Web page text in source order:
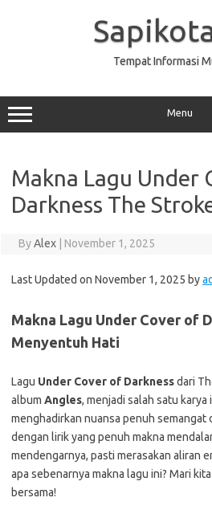
Tempat Informasi
Menu
Makna Lagu Under
Darkness The
ByAlex November 1, 2025
Last Updated on November 1, 2025 by
Makna Lagu Under Cover of
Menyentuh Hati
Lagu Under Cover of Darknessdari
album Angles, menjadi salah satu karya
menghadirkan nuansa penuh semangat
dengan lirik yang penuh makna
mendengarnya, pasti merasakan aliran
apa sebenarnya makna lagu ini? Mari
bersama!